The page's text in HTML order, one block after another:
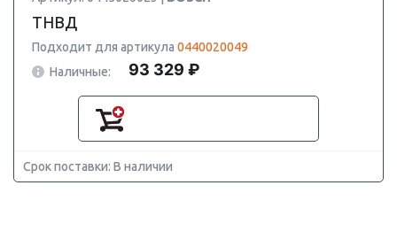
ТНВД
Подходит для артикула 0440020049
Наличные:
93 329 ₽
Срок поставки: В наличии